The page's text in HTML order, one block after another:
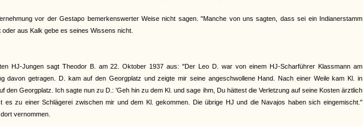
vor der Gestapo bemerkenswerter Weise nicht sagen. "Manche von uns sagten, dass sei ein Indianerstamm
aus Kalk gebe es seines Wissens nicht.
HJ-Jungen sagt Theodor B. am 22. Oktober 1937 aus: "Der Leo D. war von einem HJ-Scharführer Klassmann am
davon getragen. D. kam auf den Georgplatz und zeigte mir seine angeschwollene Hand. Nach einer Weile kam Kl. in
den Georgplatz. Ich sagte nun zu D.: 'Geh hin zu dem Kl. und sage ihm, Du hättest die Verletzung auf seine Kosten ärztlich
es zu einer Schlägerei zwischen mir und dem Kl. gekommen. Die übrige HJ und die Navajos haben sich eingemischt."
vernommen.